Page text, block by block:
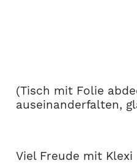
(Tisch mit Folie
auseinanderfalten,
Viel Freude mit Klexi